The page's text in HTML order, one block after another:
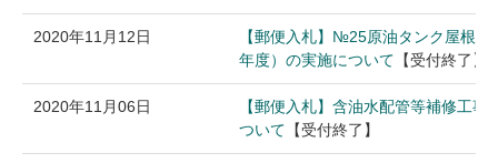
2020年11月12日
【郵便入札】№25原油タンク屋根
年度）の実施について 【受付終了】
2020年11月06日
【郵便入札】含油水配管等補修工
ついて 【受付終了】